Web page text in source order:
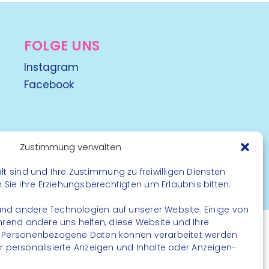
Zustimmung verwalten
sind und Ihre Zustimmung zu freiwilligen Diensten
Ihre Erziehungsberechtigten um Erlaubnis bitten.
andere Technologien auf unserer Website. Einige von
andere uns helfen, diese Website und Ihre
Daten können verarbeitet werden
personalisierte Anzeigen und Inhalte oder Anzeigen-
FOLGE UNS
Instagram
Facebook